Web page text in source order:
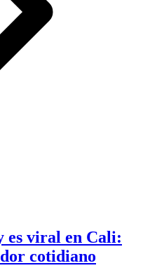
es viral en Cali:
cotidiano